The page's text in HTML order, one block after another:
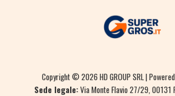
Copyright © 2026 HD GROUP SRL |
Sede legale:Via Monte Flavio 27/29, 00131